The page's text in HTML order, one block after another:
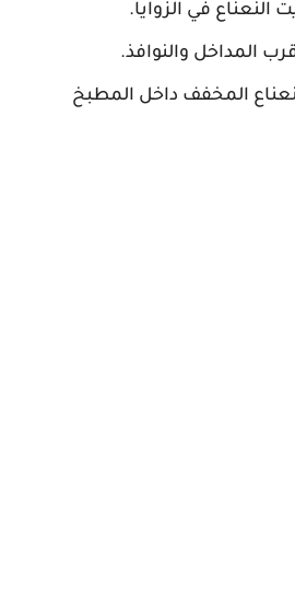
في الزوايا.
المداخل والنوافذ.
المخفف داخل المطبخ